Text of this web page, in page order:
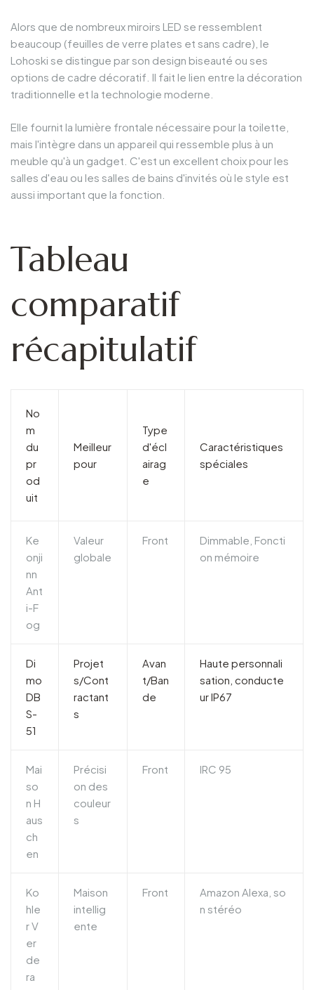
Alors que de nombreux miroirs LED se ressemblent
beaucoup (feuilles de verre plates et sans cadre), le
Lohoski se distingue par son design biseauté ou ses
options de cadre décoratif. Il fait le lien entre la décoration
traditionnelle et la technologie moderne.
Elle fournit la lumière frontale nécessaire pour la toilette,
mais l'intègre dans un appareil qui ressemble plus à un
meuble qu'à un gadget. C'est un excellent choix pour les
salles d'eau ou les salles de bains d'invités où le style est
aussi important que la fonction.
Tableau
comparatif
récapitulatif
No
m
du
pr
od
uit
Meilleur
pour
Type
d'écl
airag
e
Caractéristiques
spéciales
Ke
onji
nn
Ant
i-F
og
Valeur
globale
Front
Dimmable, Foncti
on mémoire
Di
mo
DB
S-
51
Projet
s/Cont
ractant
s
Avan
t/Ban
de
Haute personnali
sation, conducte
ur IP67
Mai
so
n H
aus
ch
en
Précisi
on des
couleur
s
Front IRC 95
Ko
hle
r V
er
de
ra
Maison
intellig
ente
Front
Amazon Alexa, so
n stéréo